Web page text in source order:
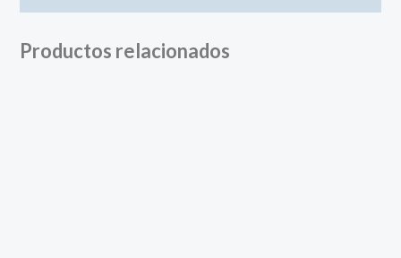
Productos relacionados